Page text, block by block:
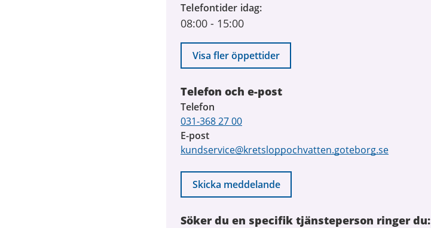
Telefontider idag
08:00 - 15:00
Visa fler öppettider
Telefon och e-post
Telefon
031-368 27 00
E-post
kundservice@kretsloppochvatten.goteborg.se
Skicka meddelande
Söker du en specifik tjänsteperson ringer du: